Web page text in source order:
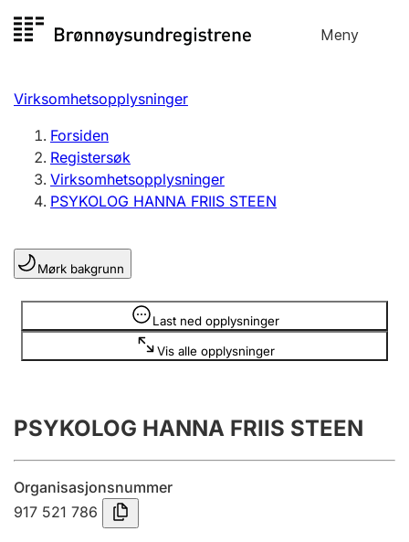
til
Meny
Registersøk
Aksjeselskap
Enkeltpersonforetak
Registrere, endre, slette
Lag og forening
Registrere, endre, slette
Årsregnskap
Innsending og forsinkelsesgebyr
Tinglysing
Virksomhetsopplysninger
Forsiden
Registersøk
Virksomhetsopplysninger
PSYKOLOG HANNA FRIIS STEEN
Mørk bakgrunn
Last ned opplysninger
Vis alle opplysninger
Opplysninger er skjult
PSYKOLOG HANNA FRIIS STEEN
Organisasjonsnummer
917 521 786